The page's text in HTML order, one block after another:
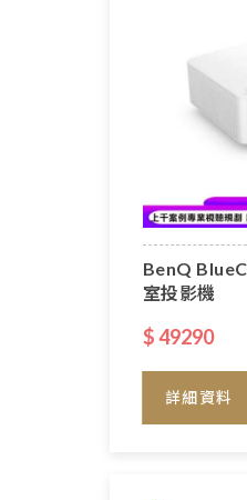
BenQ
室投影機
$ 49290
詳細資料